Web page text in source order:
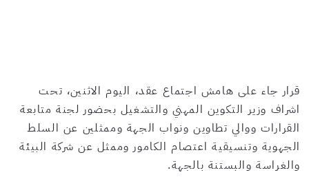
قرار جاء على هامش اجتماع عقد، اليوم الاثنين، تحت
اشراف وزير التكوين المهني والتشغيل بحضور لجنة متابعة
القرارات ووالي تطاوين ونواب الجهة وممثلين عن السلط
الجهوية وتنسيقية اعتصام الكامور وممثل عن شركة البيئة
والغراسة والبستنة بالجهة.